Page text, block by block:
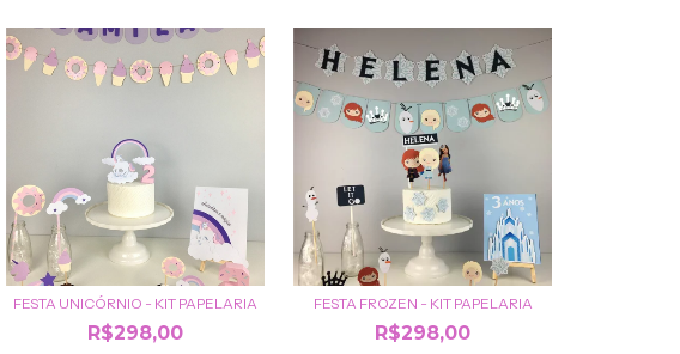
FESTA UNICÓRNIO - KIT PAPELARIA
R$298,00
FESTA FROZEN - KIT PAPELARIA
R$298,00